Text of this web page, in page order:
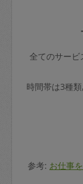
全てのサービ
時間帯は3種
参考: お仕事